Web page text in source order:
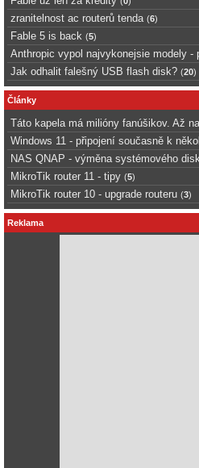
zranitelnost ac routerů tenda (6)
Fable 5 is back (5)
Anthropic vypol najvykonejsie modely -
Jak odhalit falešný USB flash disk? (20)
Články
Táto kapela má milióny fanúšikov. Až
Windows 11 - připojení současně k
NAS QNAP - výměna systémového
MikroTik router 11 - tipy (5)
MikroTik router 10 - upgrade routeru (3)
Reklama